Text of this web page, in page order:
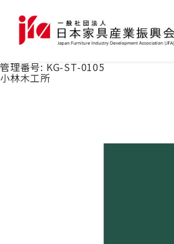
管理番号: KG-ST-0105
小林木工所